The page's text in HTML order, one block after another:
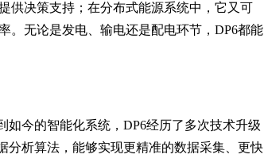
供决策支持；在分布式能源系统中，它又可
。无论是发电、输电还是配电环节，DP6都能
如今的智能化系统，DP6经历了多次技术升级
分析算法，能够实现更精准的数据采集、更快